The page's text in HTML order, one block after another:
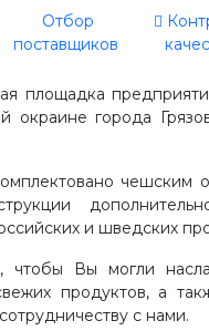
Отбор
поставщиков
площадка
окраине города
чешским
и шведских
Вы могли
продуктов, а
с нами.